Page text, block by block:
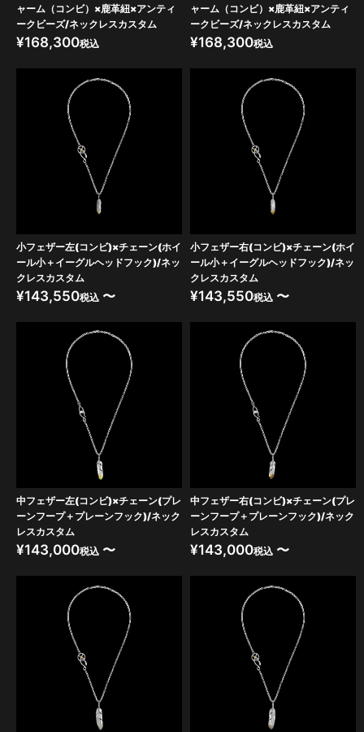
ャーム（コンビ）×鹿革紐×アンティ
ークビーズ/ネックレスカスタム
¥168,300税込
ャーム（コンビ）×鹿革紐×アンティ
ークビーズ/ネックレスカスタム
¥168,300税込
小フェザー左(コンビ)×チェーン(ホイ
ール小＋イーグルヘッドフック)/ネッ
クレスカスタム
¥143,550税込 〜
小フェザー右(コンビ)×チェーン(ホイ
ール小＋イーグルヘッドフック)/ネッ
クレスカスタム
¥143,550税込 〜
中フェザー左(コンビ)×チェーン(プレ
ーンフープ＋プレーンフック)/ネック
レスカスタム
¥143,000税込 〜
中フェザー右(コンビ)×チェーン(プレ
ーンフープ＋プレーンフック)/ネック
レスカスタム
¥143,000税込 〜